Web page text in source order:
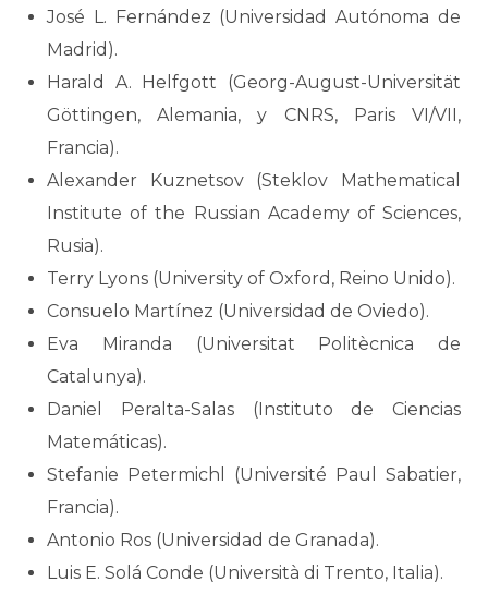
José L. Fernández (Universidad Autónoma de
Madrid).
Harald A. Helfgott (Georg-August-Universität
Göttingen, Alemania, y CNRS, Paris VI/VII,
Francia).
Alexander Kuznetsov (Steklov Mathematical
Institute of the Russian Academy of Sciences,
Rusia).
Terry Lyons (University of Oxford, Reino Unido).
Consuelo Martínez (Universidad de Oviedo).
Eva Miranda (Universitat Politècnica de
Catalunya).
Daniel Peralta-Salas (Instituto de Ciencias
Matemáticas).
Stefanie Petermichl (Université Paul Sabatier,
Francia).
Antonio Ros (Universidad de Granada).
Luis E. Solá Conde (Università di Trento, Italia).